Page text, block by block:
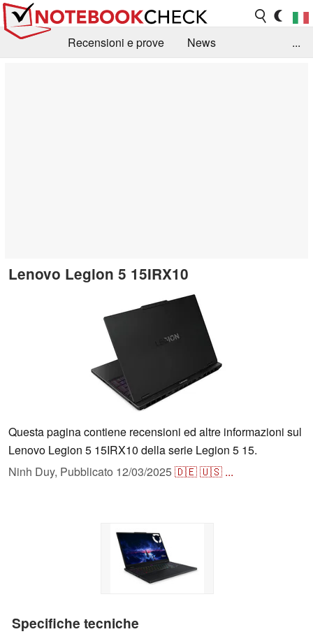
Recensioni e prove
News
...
Lenovo Legion 5 15IRX10
Questa pagina contiene recensioni ed altre informazioni sul
Lenovo Legion 5 15IRX10 della serie Legion 5 15.
Ninh Duy, Pubblicato 12/03/2025🇩🇪🇺🇸 ...
Specifiche tecniche